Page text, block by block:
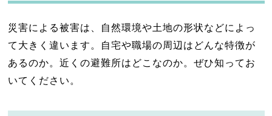
災害による被害は、自然環境や土地の形状などによっ
て大きく違います。自宅や職場の周辺はどんな特徴が
あるのか。近くの避難所はどこなのか。ぜひ知ってお
いてください。